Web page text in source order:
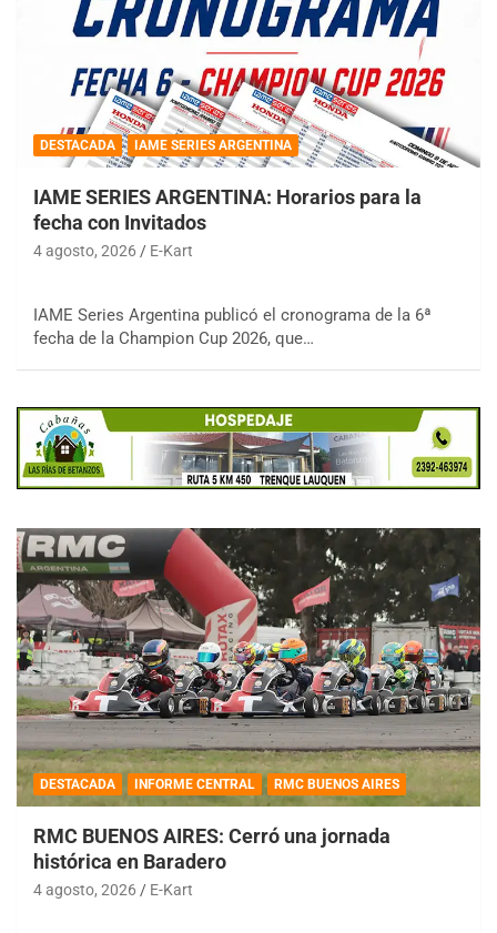
DESTACADA IAME SERIES ARGENTINA
IAME SERIES ARGENTINA: Horarios para la
fecha con Invitados
4 agosto, 2026 E-Kart
IAME Series Argentina publicó el cronograma de la 6ª
fecha de la Champion Cup 2026, que…
DESTACADA INFORME CENTRAL RMC BUENOS AIRES
RMC BUENOS AIRES: Cerró una jornada
histórica en Baradero
4 agosto, 2026 E-Kart